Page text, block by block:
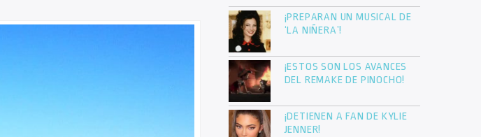
¡PREPARAN UN MUSICAL DE
‘LA NIÑERA’!
¡ESTOS SON LOS AVANCES
DEL REMAKE DE PINOCHO!
¡DETIENEN A FAN DE KYLIE
JENNER!